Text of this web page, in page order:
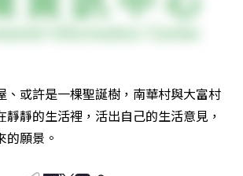
、或許是一棵聖誕樹，南華村與大富村
靜靜的生活裡，活出自己的生活意見，
的願景。